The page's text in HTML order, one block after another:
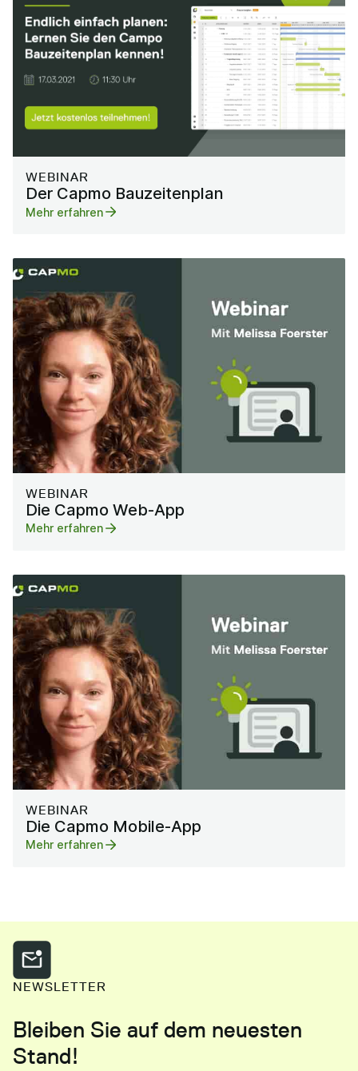
WEBINAR
Der Capmo Bauzeitenplan
Mehr erfahren
WEBINAR
Die Capmo Web-App
Mehr erfahren
WEBINAR
Die Capmo Mobile-App
Mehr erfahren
NEWSLETTER
Bleiben Sie auf dem neuesten
Stand!